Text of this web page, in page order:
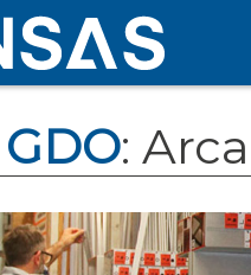
GDO: